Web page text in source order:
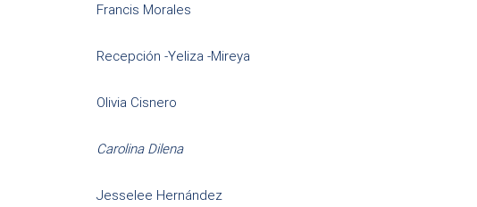
Francis Morales
Recepción -Yeliza -Mireya
Olivia Cisnero
Carolina Dilena
Jesselee Hernández